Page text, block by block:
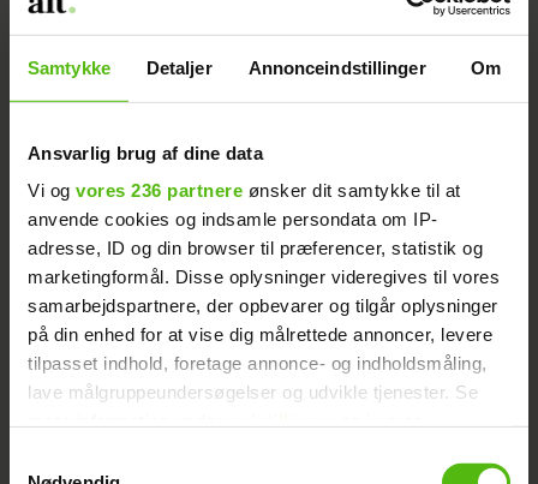
Samtykke Detaljer Annonceindstillinger Om
Ansvarlig brug af dine data
Vi og vores 236 partnere ønsker dit samtykke til at
anvende cookies og indsamle persondata om IP-
adresse, ID og din browser til præferencer, statistik og
marketingformål. Disse oplysninger videregives til vores
samarbejdspartnere, der opbevarer og tilgår oplysninger
på din enhed for at vise dig målrettede annoncer, levere
tilpasset indhold, foretage annonce- og indholdsmåling,
lave målgruppeundersøgelser og udvikle tjenester. Se
tilbage eller ændre indstillinger fra vores
Ny deltager i “Robinson”:
Szhirley åbner op om